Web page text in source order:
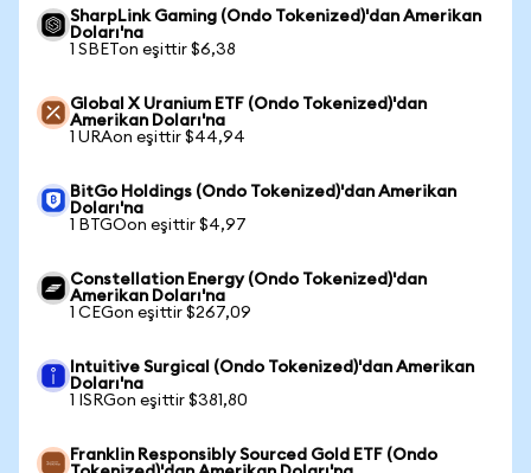
SharpLink Gaming (Ondo Tokenized)'dan Amerikan
Doları'na
1 SBETon eşittir $6,38
Global X Uranium ETF (Ondo Tokenized)'dan
Amerikan Doları'na
1 URAon eşittir $44,94
BitGo Holdings (Ondo Tokenized)'dan Amerikan
Doları'na
1 BTGOon eşittir $4,97
Constellation Energy (Ondo Tokenized)'dan
Amerikan Doları'na
1 CEGon eşittir $267,09
Intuitive Surgical (Ondo Tokenized)'dan Amerikan
Doları'na
1 ISRGon eşittir $381,80
Franklin Responsibly Sourced Gold ETF (Ondo